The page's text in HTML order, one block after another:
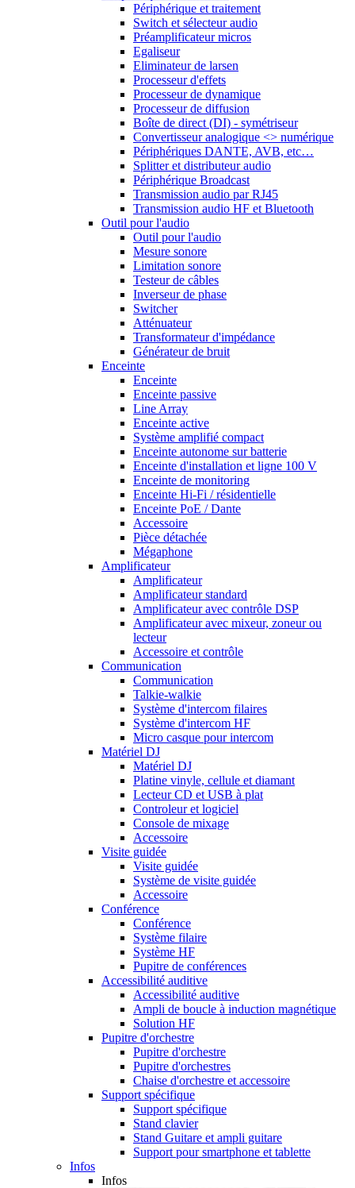
Périphérique et traitement
Switch et sélecteur audio
Préamplificateur micros
Egaliseur
Eliminateur de larsen
Processeur d'effets
Processeur de dynamique
Processeur de diffusion
Boîte de direct (DI) - symétriseur
Convertisseur analogique <> numérique
Périphériques DANTE, AVB, etc…
Splitter et distributeur audio
Périphérique Broadcast
Transmission audio par RJ45
Transmission audio HF et Bluetooth
Outil pour l'audio
Outil pour l'audio
Mesure sonore
Limitation sonore
Testeur de câbles
Inverseur de phase
Switcher
Atténuateur
Transformateur d'impédance
Générateur de bruit
Enceinte
Enceinte
Enceinte passive
Line Array
Enceinte active
Système amplifié compact
Enceinte autonome sur batterie
Enceinte d'installation et ligne 100 V
Enceinte de monitoring
Enceinte Hi-Fi / résidentielle
Enceinte PoE / Dante
Accessoire
Pièce détachée
Mégaphone
Amplificateur
Amplificateur
Amplificateur standard
Amplificateur avec contrôle DSP
Amplificateur avec mixeur, zoneur ou
lecteur
Accessoire et contrôle
Communication
Communication
Talkie-walkie
Système d'intercom filaires
Système d'intercom HF
Micro casque pour intercom
Matériel DJ
Matériel DJ
Platine vinyle, cellule et diamant
Lecteur CD et USB à plat
Controleur et logiciel
Console de mixage
Accessoire
Visite guidée
Visite guidée
Système de visite guidée
Accessoire
Conférence
Conférence
Système filaire
Système HF
Pupitre de conférences
Accessibilité auditive
Accessibilité auditive
Ampli de boucle à induction magnétique
Solution HF
Pupitre d'orchestre
Pupitre d'orchestre
Pupitre d'orchestres
Chaise d'orchestre et accessoire
Support spécifique
Support spécifique
Stand clavier
Stand Guitare et ampli guitare
Support pour smartphone et tablette
Infos
Infos